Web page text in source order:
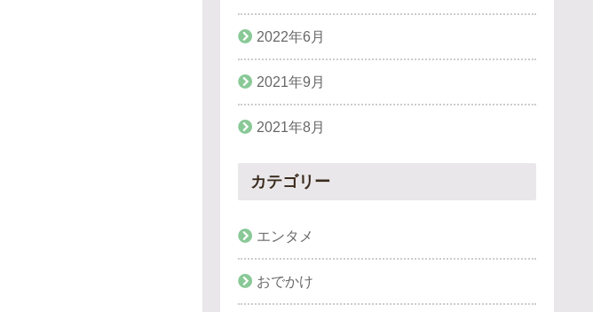
2022年6月
2021年9月
2021年8月
カテゴリー
エンタメ
おでかけ